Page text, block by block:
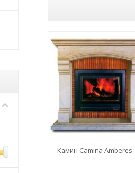
Камин Camina Amberes